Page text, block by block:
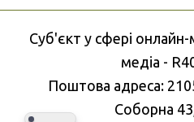
Cуб'єкт у сфері
медіа -
Поштова адреса:
Соборна